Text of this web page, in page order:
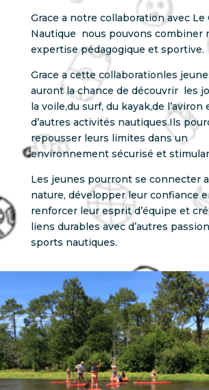
Grace a notre collaboration avec Le
Nautique nous pouvons combiner
expertise pédagogique et sportive.
Grace a cette collaborationles
auront la chance de découvrir les
la voile,du surf, du kayak,de l’aviron
d’autres activités nautiques.Ils
repousser leurs limites dans un
environnement sécurisé et
Les jeunes pourront se connecter
nature, développer leur confiance
renforcer leur esprit d’équipe et
liens durables avec d’autres
sports nautiques.